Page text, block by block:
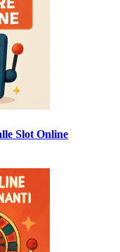
Slot Online